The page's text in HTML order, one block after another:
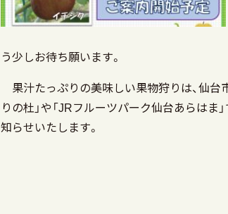
う少しお待ち願います。
果汁たっぷりの美味しい果物狩りは、仙台
りの杜」や「JRフルーツパーク仙台あらはま
知らせいたします。